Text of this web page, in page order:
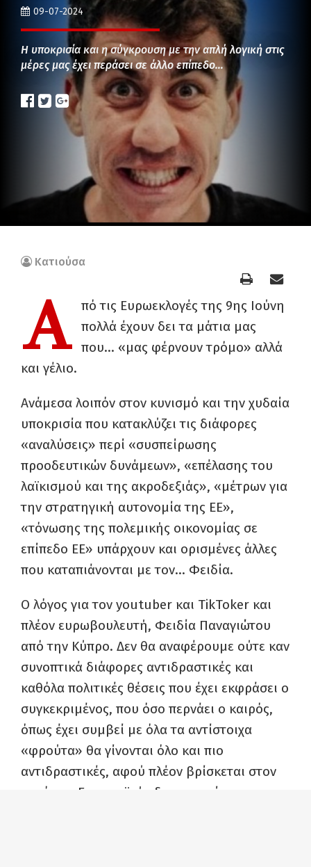
09-07-2024
Η υποκρισία και η σύγκρουση με την απλή λογική στις
μέρες μας έχει περάσει σε άλλο επίπεδο…
Κατιούσα
Α
πό τις Ευρωεκλογές της 9ης Ιούνη
πολλά έχουν δει τα μάτια μας
που… «μας φέρνουν τρόμο» αλλά
και γέλιο.
Ανάμεσα λοιπόν στον κυνισμό και την χυδαία
υποκρισία που κατακλύζει τις διάφορες
«αναλύσεις» περί «συσπείρωσης
προοδευτικών δυνάμεων», «επέλασης του
λαϊκισμού και της ακροδεξιάς», «μέτρων για
την στρατηγική αυτονομία της ΕΕ»,
«τόνωσης της πολεμικής οικονομίας σε
επίπεδο ΕΕ» υπάρχουν και ορισμένες άλλες
που καταπιάνονται με τον… Φειδία.
Ο λόγος για τον youtuber και TikToker και
πλέον ευρωβουλευτή, Φειδία Παναγιώτου
από την Κύπρο. Δεν θα αναφέρουμε ούτε καν
συνοπτικά διάφορες αντιδραστικές και
καθόλα πολιτικές θέσεις που έχει εκφράσει ο
συγκεκριμένος, που όσο περνάει ο καιρός,
όπως έχει συμβεί με όλα τα αντίστοιχα
«φρούτα» θα γίνονται όλο και πιο
αντιδραστικές, αφού πλέον βρίσκεται στον
«ναό της Ευρωπαϊκής δημοκρατίας».